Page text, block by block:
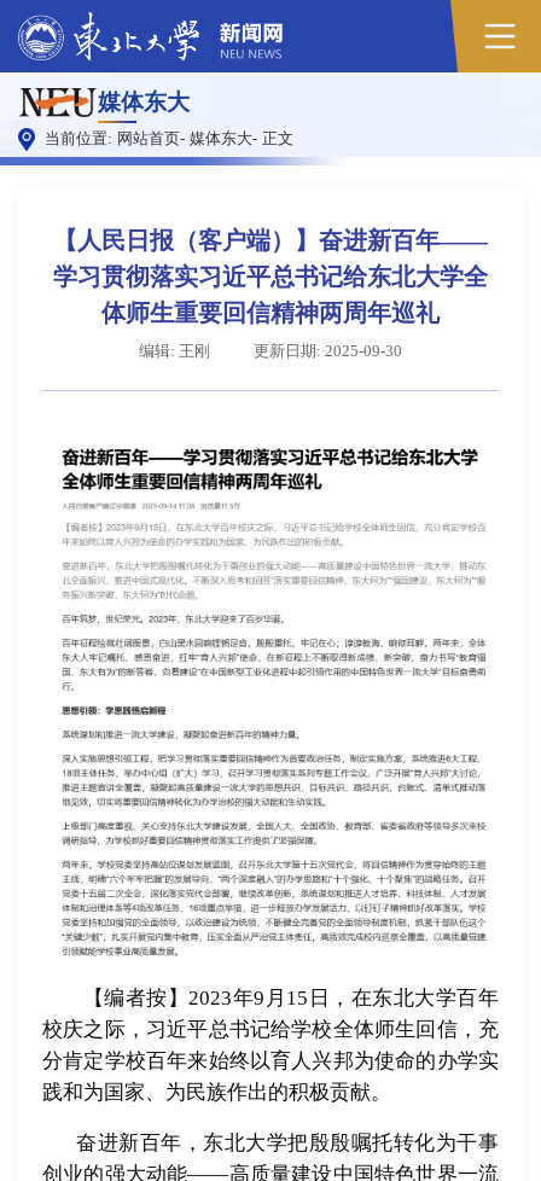
媒体东大
当前位置: 网站首页- 媒体东大- 正文
【人民日报（客户端）】奋进新百年——
学习贯彻落实习近平总书记给东北大学全
体师生重要回信精神两周年巡礼
编辑: 王刚 更新日期: 2025-09-30
【编者按】2023年9 月 15 日，在东北大学百年
校庆之际，习近平总书记给学校全体师生回信，充
分肯定学校百年来始终以育人兴邦为使命的办学实
践和为国家、为民族作出的积极贡献。
奋进新百年，东北大学把殷殷嘱托转化为干事
创业的强大动能——高质量建设中国特色世界一流
原